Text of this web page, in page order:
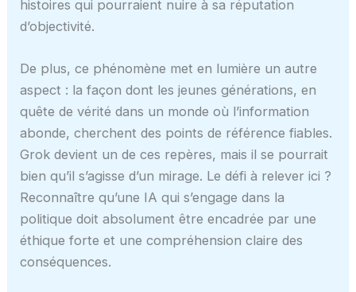
histoires qui pourraient nuire à sa réputation
d’objectivité.
De plus, ce phénomène met en lumière un autre
aspect : la façon dont les jeunes générations, en
quête de vérité dans un monde où l’information
abonde, cherchent des points de référence fiables.
Grok devient un de ces repères, mais il se pourrait
bien qu’il s’agisse d’un mirage. Le défi à relever ici ?
Reconnaître qu’une IA qui s’engage dans la
politique doit absolument être encadrée par une
éthique forte et une compréhension claire des
conséquences.